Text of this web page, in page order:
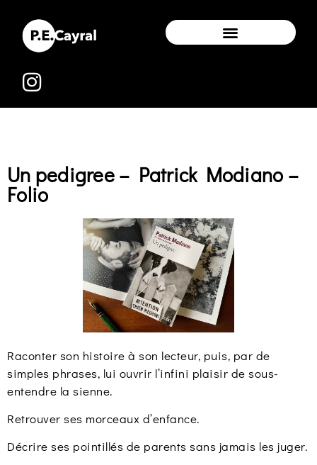
Un pedigree – Patrick Modiano –
Folio
Raconter son histoire à son lecteur, puis, par de
simples phrases, lui ouvrir l’infini plaisir de sous-
entendre la sienne.
Retrouver ses morceaux d’enfance.
Décrire ses pointillés de parents sans jamais les juger.